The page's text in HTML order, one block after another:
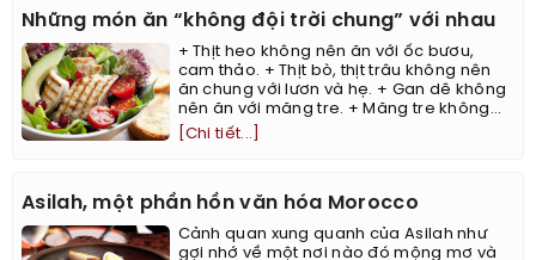
Những món ăn “không đội trời chung” với nhau
+ Thịt heo không nên ăn với ốc bươu,
cam thảo. + Thịt bò, thịt trâu không nên
ăn chung với lươn và hẹ. + Gan dê không
nên ăn với măng tre. + Măng tre không...
[Chi tiết...]
Asilah, một phần hồn văn hóa Morocco
Cảnh quan xung quanh của Asilah như
gợi nhớ về một nơi nào đó mộng mơ và